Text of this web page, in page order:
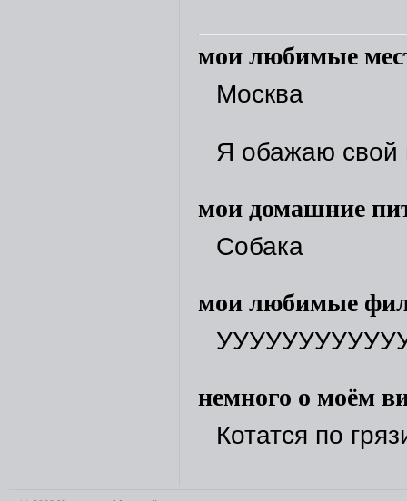
мои любимые
Москва
Я обажаю свой
мои домашние
Собака
мои любимые
немного о моём
Котатся по